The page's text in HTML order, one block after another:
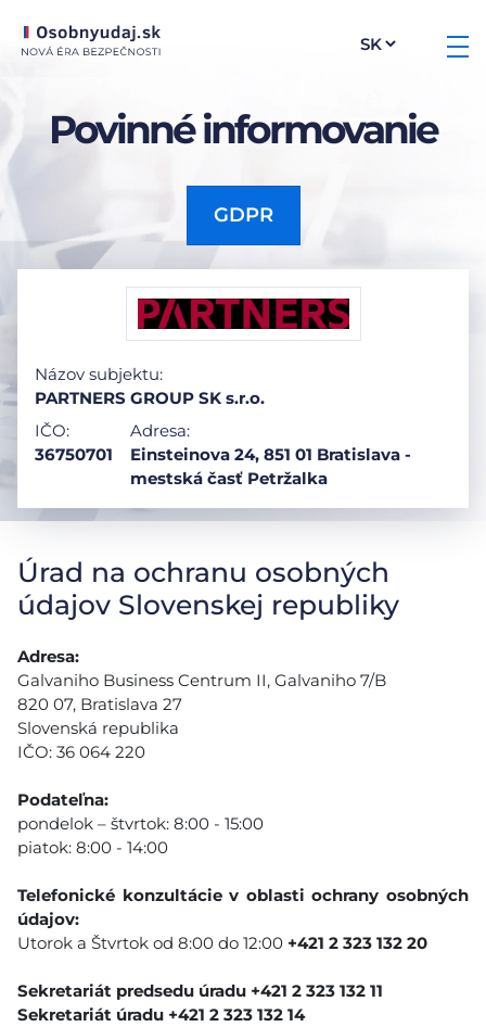
Povinné informovanie
GDPR
Názov subjektu:
PARTNERS GROUP SK s.r.o.
IČO:
36750701
Adresa:
Einsteinova 24, 851 01 Bratislava -
mestská časť Petržalka
Úrad na ochranu osobných
údajov Slovenskej republiky
Adresa:
Galvaniho Business Centrum II, Galvaniho 7/B
820 07, Bratislava 27
Slovenská republika
IČO: 36 064 220
Podateľna:
pondelok – štvrtok: 8:00 - 15:00
piatok: 8:00 - 14:00
Telefonické konzultácie v oblasti ochrany osobných
údajov:
Utorok a Štvrtok od 8:00 do 12:00 +421 2 323 132 20
Sekretariát predsedu úradu +421 2 323 132 11
Sekretariát úradu +421 2 323 132 14